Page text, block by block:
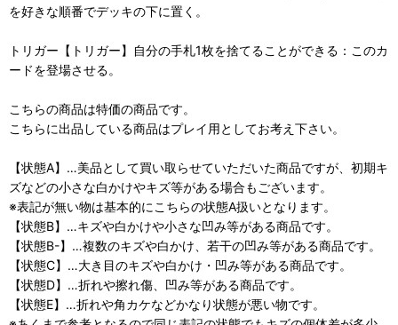
を好きな順番でデッキの下に置く。
トリガー【トリガー】自分の手札1枚を捨てることができる：このカ
ードを登場させる。
こちらの商品は特価の商品です。
こちらに出品している商品はプレイ用としてお考え下さい。
【状態A】…美品として買い取らせていただいた商品ですが、初期キ
ズなどの小さな白かけやキズ等がある場合もございます。
※表記が無い物は基本的にこちらの状態A扱いとなります。
【状態B】…キズや白かけや小さな凹み等がある商品です。
【状態B-】…複数のキズや白かけ、若干の凹み等がある商品です。
【状態C】…大き目のキズや白かけ・凹み等がある商品です。
【状態D】…折れや擦れ傷、凹み等がある商品です。
【状態E】…折れや角カケなどかなり状態が悪い物です。